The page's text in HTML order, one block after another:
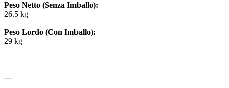
Peso Netto (Senza Imballo):
26.5 kg
Peso Lordo (Con Imballo):
29 kg
---